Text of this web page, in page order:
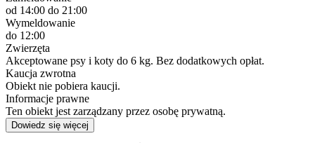
od 14:00 do 21:00
Wymeldowanie
do 12:00
Zwierzęta
Akceptowane psy i koty do 6 kg. Bez dodatkowych opłat.
Kaucja zwrotna
Obiekt nie pobiera kaucji.
Informacje prawne
Ten obiekt jest zarządzany przez osobę prywatną.
Dowiedz się więcej